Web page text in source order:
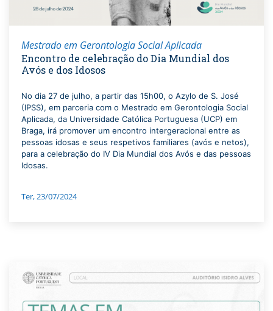
Mestrado em Gerontologia Social Aplicada
Encontro de celebração do Dia Mundial dos
Avós e dos Idosos
No dia 27 de julho, a partir das 15h00, o Azylo de S. José
(IPSS), em parceria com o Mestrado em Gerontologia Social
Aplicada, da Universidade Católica Portuguesa (UCP) em
Braga, irá promover um encontro intergeracional entre as
pessoas idosas e seus respetivos familiares (avós e netos),
para a celebração do IV Dia Mundial dos Avós e das pessoas
Idosas.
Ter, 23/07/2024